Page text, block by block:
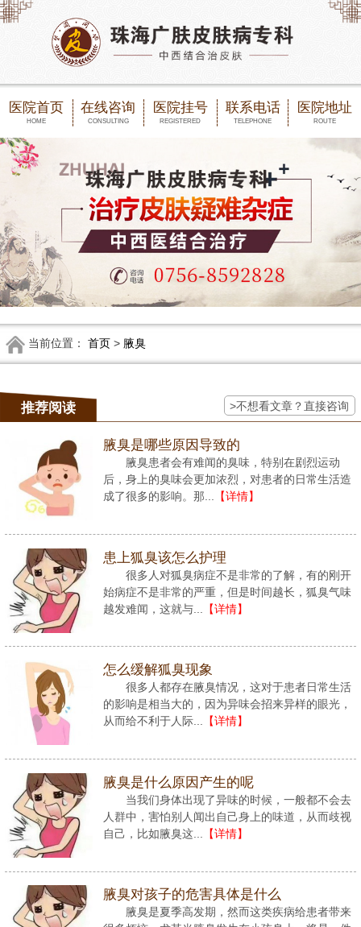
医院首页
HOME
在线咨询
CONSULTING
医院挂号
REGISTERED
联系电话
TELEPHONE
医院地址
ROUTE
当前位置： 首页> 腋臭
推荐阅读 >不想看文章？直接咨询
腋臭是哪些原因导致的
腋臭患者会有难闻的臭味，特别在剧烈运动
后，身上的臭味会更加浓烈，对患者的日常生活造
成了很多的影响。那...
【详情】
患上狐臭该怎么护理
很多人对狐臭病症不是非常的了解，有的刚开
始病症不是非常的严重，但是时间越长，狐臭气味
越发难闻，这就与...
【详情】
怎么缓解狐臭现象
很多人都存在腋臭情况，这对于患者日常生活
的影响是相当大的，因为异味会招来异样的眼光，
从而给不利于人际...
【详情】
腋臭是什么原因产生的呢
当我们身体出现了异味的时候，一般都不会去
人群中，害怕别人闻出自己身上的味道，从而歧视
自己，比如腋臭这...
【详情】
腋臭对孩子的危害具体是什么
腋臭是夏季高发期，然而这类疾病给患者带来